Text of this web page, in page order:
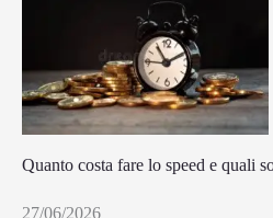
Quanto costa fare lo speed e quali
27/06/2026